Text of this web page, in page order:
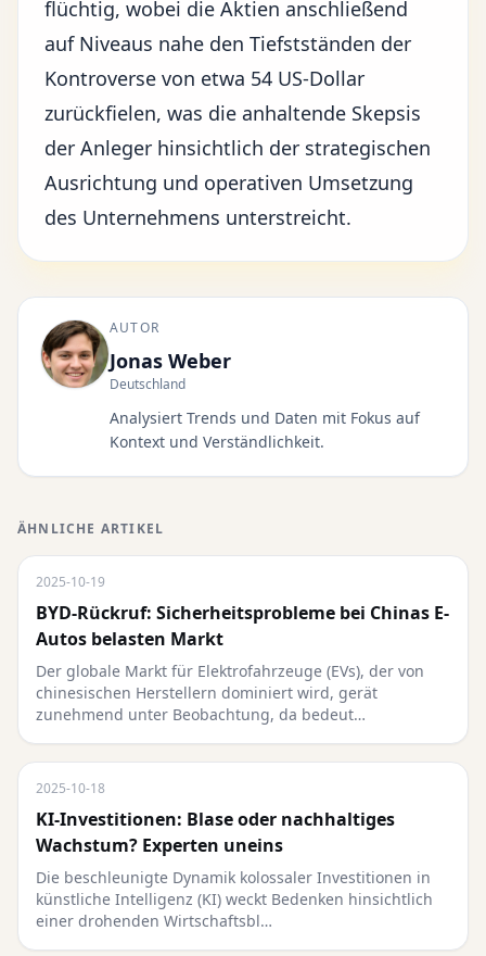
flüchtig, wobei die Aktien anschließend
auf Niveaus nahe den Tiefstständen der
Kontroverse von etwa 54 US-Dollar
zurückfielen, was die anhaltende Skepsis
der Anleger hinsichtlich der strategischen
Ausrichtung und operativen Umsetzung
des Unternehmens unterstreicht.
AUTOR
Jonas Weber
Deutschland
Analysiert Trends und Daten mit Fokus auf
Kontext und Verständlichkeit.
ÄHNLICHE ARTIKEL
2025-10-19
BYD-Rückruf: Sicherheitsprobleme bei Chinas E-
Autos belasten Markt
Der globale Markt für Elektrofahrzeuge (EVs), der von
chinesischen Herstellern dominiert wird, gerät
zunehmend unter Beobachtung, da bedeut…
2025-10-18
KI-Investitionen: Blase oder nachhaltiges
Wachstum? Experten uneins
Die beschleunigte Dynamik kolossaler Investitionen in
künstliche Intelligenz (KI) weckt Bedenken hinsichtlich
einer drohenden Wirtschaftsbl…